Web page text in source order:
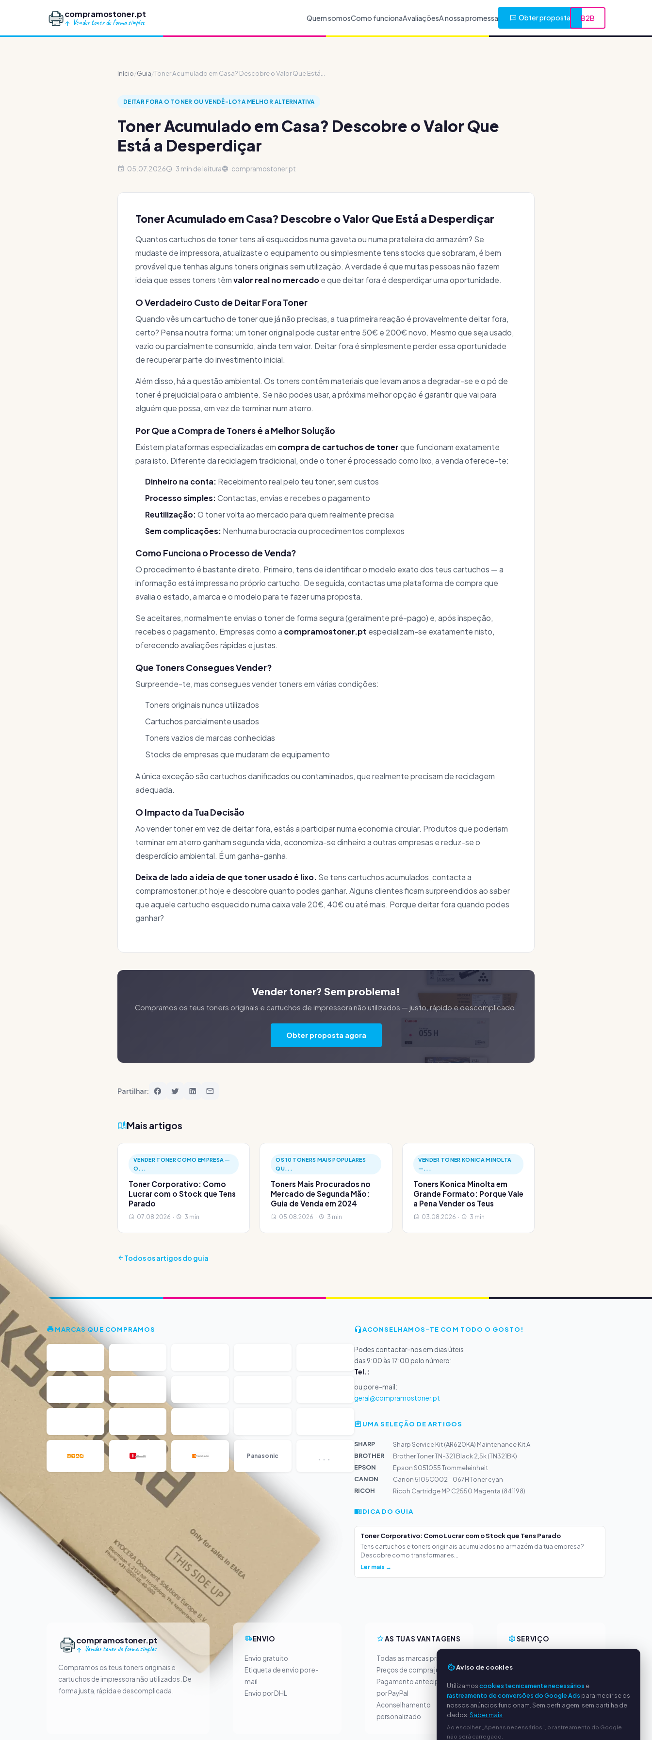
compramostoner.pt
Vender toner de forma simples
Quem somosComo funcionaAvaliaçõesA nossa promessa Obter proposta B2B
Início/Guia/Toner Acumulado em Casa? Descobre o Valor Que Está...
DEITAR FORA O TONER OU VENDÊ-LO? A MELHOR ALTERNATIVA
Toner Acumulado em Casa? Descobre o Valor Que
Está a Desperdiçar
05.07.2026 3 min de leitura compramostoner.pt
Toner Acumulado em Casa? Descobre o Valor Que Está a Desperdiçar
Quantos cartuchos de toner tens ali esquecidos numa gaveta ou numa prateleira do armazém? Se
mudaste de impressora, atualizaste o equipamento ou simplesmente tens stocks que sobraram, é bem
provável que tenhas alguns toners originais sem utilização. A verdade é que muitas pessoas não fazem
ideia que esses toners têmvalor real no mercadoe que deitar fora é desperdiçar uma oportunidade.
O Verdadeiro Custo de Deitar Fora Toner
Quando vês um cartucho de toner que já não precisas, a tua primeira reação é provavelmente deitar fora,
certo? Pensa noutra forma: um toner original pode custar entre 50€ e 200€ novo. Mesmo que seja usado,
vazio ou parcialmente consumido, ainda tem valor. Deitar fora é simplesmente perder essa oportunidade
de recuperar parte do investimento inicial.
Além disso, há a questão ambiental. Os toners contêm materiais que levam anos a degradar-se e o pó de
toner é prejudicial para o ambiente. Se não podes usar, a próxima melhor opção é garantir que vai para
alguém que possa, em vez de terminar num aterro.
Por Que a Compra de Toners é a Melhor Solução
Existem plataformas especializadas em compra de cartuchos de tonerque funcionam exatamente
para isto. Diferente da reciclagem tradicional, onde o toner é processado como lixo, a venda oferece-te:
Dinheiro na conta: Recebimento real pelo teu toner, sem custos
Processo simples: Contactas, envias e recebes o pagamento
Reutilização: O toner volta ao mercado para quem realmente precisa
Sem complicações: Nenhuma burocracia ou procedimentos complexos
Como Funciona o Processo de Venda?
O procedimento é bastante direto. Primeiro, tens de identificar o modelo exato dos teus cartuchos — a
informação está impressa no próprio cartucho. De seguida, contactas uma plataforma de compra que
avalia o estado, a marca e o modelo para te fazer uma proposta.
Se aceitares, normalmente envias o toner de forma segura (geralmente pré-pago) e, após inspeção,
recebes o pagamento. Empresas como a compramostoner.pt especializam-se exatamente nisto,
oferecendo avaliações rápidas e justas.
Que Toners Consegues Vender?
Surpreende-te, mas consegues vender toners em várias condições:
Toners originais nunca utilizados
Cartuchos parcialmente usados
Toners vazios de marcas conhecidas
Stocks de empresas que mudaram de equipamento
A única exceção são cartuchos danificados ou contaminados, que realmente precisam de reciclagem
adequada.
O Impacto da Tua Decisão
Ao vender toner em vez de deitar fora, estás a participar numa economia circular. Produtos que poderiam
terminar em aterro ganham segunda vida, economiza-se dinheiro a outras empresas e reduz-se o
desperdício ambiental. É um ganha-ganha.
Deixa de lado a ideia de que toner usado é lixo. Se tens cartuchos acumulados, contacta a
compramostoner.pt hoje e descobre quanto podes ganhar. Alguns clientes ficam surpreendidos ao saber
que aquele cartucho esquecido numa caixa vale 20€, 40€ ou até mais. Porque deitar fora quando podes
ganhar?
Vender toner? Sem problema!
Compramos os teus toners originais e cartuchos de impressora não utilizados — justo, rápido e descomplicado.
Obter proposta agora
Partilhar:
Mais artigos
VENDER TONER COMO EMPRESA —
O...
Toner Corporativo: Como
Lucrar com o Stock que Tens
Parado
07.08.2026 · 3 min
OS 10 TONERS MAIS POPULARES
QU...
Toners Mais Procurados no
Mercado de Segunda Mão:
Guia de Venda em 2024
05.08.2026 · 3 min
VENDER TONER KONICA MINOLTA
—...
Toners Konica Minolta em
Grande Formato: Porque Vale
a Pena Vender os Teus
03.08.2026 · 3 min
Todos os artigos do guia
MARCAS QUE COMPRAMOS
Panasonic ...
ACONSELHAMOS-TE COM TODO O GOSTO!
Podes contactar-nos em dias úteis
das 9:00 às 17:00 pelo número:
Tel.:
ou por e-mail:
geral@compramostoner.pt
UMA SELEÇÃO DE ARTIGOS
SHARP
Sharp Service Kit (AR620KA) Maintenance Kit A
BROTHER
Brother Toner TN-321 Black 2,5k (TN321BK)
EPSON
Epson S051055 Trommeleinheit
CANON
Canon 5105C002 - 067H Toner cyan
RICOH
Ricoh Cartridge MP C2550 Magenta (841198)
DICA DO GUIA
Toner Corporativo: Como Lucrar com o Stock que Tens Parado
Tens cartuchos e toners originais acumulados no armazém da tua empresa?
Descobre como transformar es...
Ler mais →
compramostoner.pt
Vender toner de forma simples
Compramos os teus toners originais e
cartuchos de impressora não utilizados. De
forma justa, rápida e descomplicada.
ENVIO
Envio gratuito
Etiqueta de envio por e-
mail
Envio por DHL
AS TUAS VANTAGENS
Todas as marcas principais
Preços de compra justos
Pagamento antecipado
por PayPal
Aconselhamento
personalizado
SERVIÇO
Política de privacidade
Perguntas frequentes
(FAQ)
Aviso de cookies
Utilizamoscookies tecnicamente necessários e
rastreamento de conversões do Google Ads para medir se os
nossos anúncios funcionam. Sem perfilagem, sem partilha de
dados. Saber mais
Ao escolher „Apenas necessários“, o rastreamento do Google
não será carregado.